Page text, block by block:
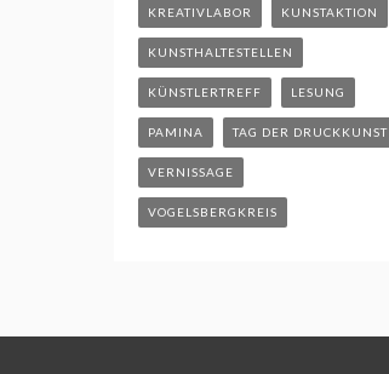
KREATIVLABOR KUNSTAKTION
KUNSTHALTESTELLEN
KÜNSTLERTREFF LESUNG
PAMINA TAG DER DRUCKKUNST
VERNISSAGE
VOGELSBERGKREIS